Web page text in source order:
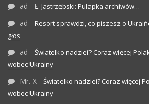
ad - Ł. Jastrzębski: Pułapka archiwów…
ad - Resort sprawdzi, co piszesz o
głos
ad - Światełko nadziei? Coraz więcej
wobec Ukrainy
Mr. X - Światełko nadziei? Coraz więcej
wobec Ukrainy